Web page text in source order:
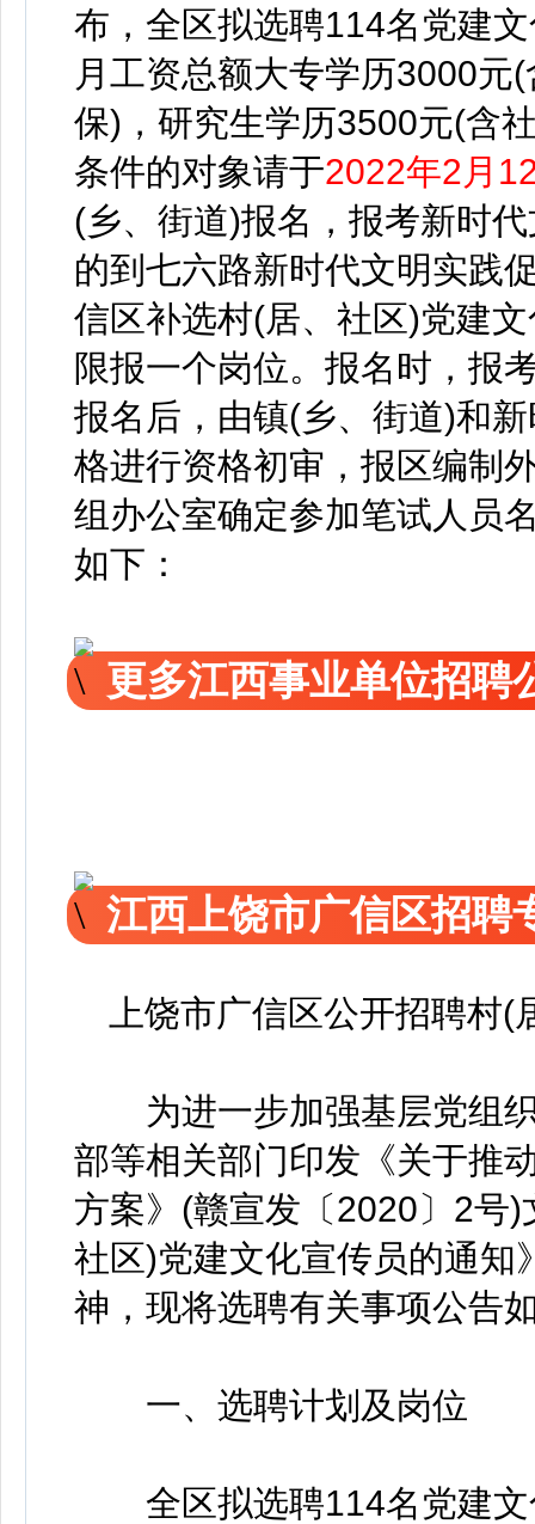
布， 全区拟选聘114名党建
月工资总额大专学历3000元
保)，研究生学历3500元(含
条件的对象请于2022年2月
(乡、街道)报名，报考新时
的到七六路新时代文明实践
信区补选村(居、社区)党建
限报一个岗位。报名时，报
报名后，由镇(乡、街道)和
格进行资格初审，报区编制
组办公室确定参加笔试人员
如下：
更多江西事业单位招聘
江西上饶市广信区招聘
上饶市广信区公开招聘村
为进一步加强基层党组织
部等相关部门印发《关于推
方案》(赣宣发〔2020〕2号
社区)党建文化宣传员的通知
神，现将选聘有关事项公告
一、选聘计划及岗位
全区拟选聘114名党建文